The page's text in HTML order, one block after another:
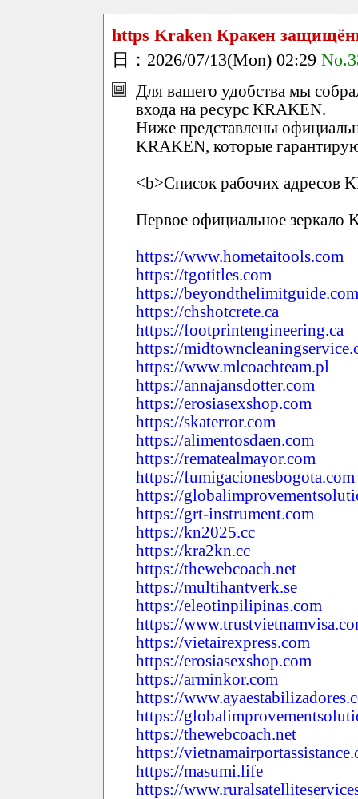
https Kraken Кракен
日：2026/07/13(Mon) 02:29
Для вашего удобства мы
входа на ресурс KRAKEN.
Ниже представлены
KRAKEN, которые
<b>Список рабочих адресов
Первое официальное зеркало
https://www.hometaitools.com
https://tgotitles.com
https://beyondthelimitguide.com
https://chshotcrete.ca
https://footprintengineering.ca
https://
https://www.mlcoachteam.pl
https://annajansdotter.com
https://erosiasexshop.com
https://skaterror.com
https://alimentosdaen.com
https://rematealmayor.com
https://fumigacionesbogota.com
https://
https://grt-instrument.com
https://kn2025.cc
https://kra2kn.cc
https://thewebcoach.net
https://multihantverk.se
https://eleotinpilipinas.com
https://
https://vietairexpress.com
https://erosiasexshop.com
https://arminkor.com
https://
https://
https://thewebcoach.net
https://
https://masumi.life
https://